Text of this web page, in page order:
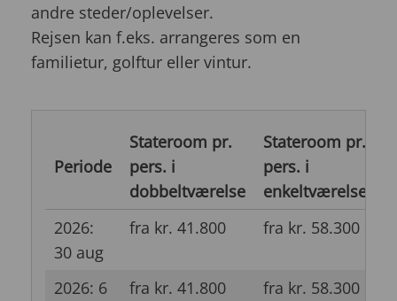
andre steder/oplevelser.
Rejsen kan f.eks. arrangeres som en
familietur, golftur eller vintur.
Periode
Stateroom pr.
pers. i
dobbeltværelse
Stateroom pr.
pers. i
enkeltværelse
2026:
30 aug
fra kr. 41.800 fra kr. 58.300
2026: 6
fra kr. 41.800 fra kr. 58.300